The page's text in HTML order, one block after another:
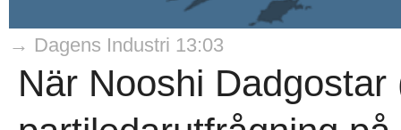
→ Dagens Industri 13:03
När Nooshi